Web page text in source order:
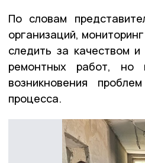
По словам
организаций,
следить за качеством
ремонтных работ, но
возникновения
процесса.